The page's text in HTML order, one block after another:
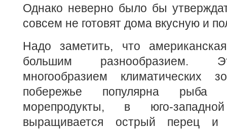
Однако неверно было бы
совсем не готовят дома вкусную и
Надо заметить, что
большим разнообразием.
многообразием
побережье популярна рыба
морепродукты, в юго-
выращивается острый перец и